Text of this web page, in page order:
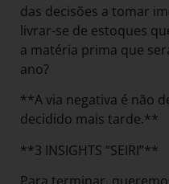
das decisões a tomar
livrar-se de estoques
a matéria prima que
ano?
**A via negativa é não
decidido mais tarde.**
**3 INSIGHTS “SEIRI”**